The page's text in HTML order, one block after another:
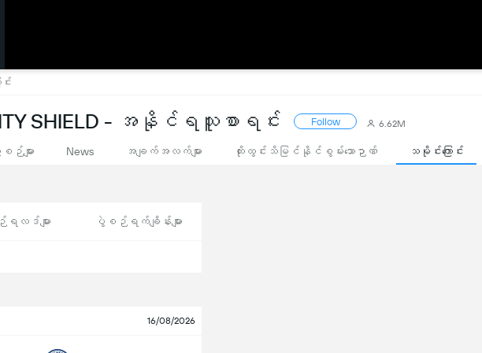
း
SHIELD - အနိုင်ရသူစာရင်း Follow 6.62M
ဉ်များ News အချက်အလက်များ ထိုးထွင်းသိမြင်နိုင်စွမ်းသောဉာဏ် သမိုင်းကြောင်း
လဒ်များ ပွဲစဉ်ရက်ချိန်းများ
16/08/2026